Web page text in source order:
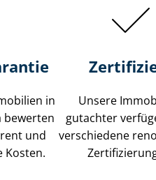
in
bewerten
und
Kosten.
Unsere
gutachter
verschiedene